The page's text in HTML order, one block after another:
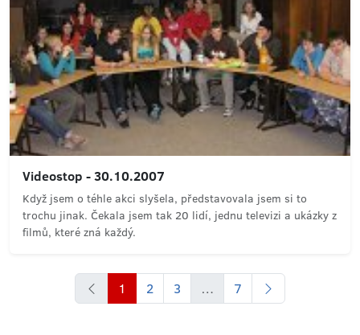
Videostop - 30.10.2007
Když jsem o téhle akci slyšela, představovala jsem si to
trochu jinak. Čekala jsem tak 20 lidí, jednu televizi a ukázky z
filmů, které zná každý.
1 2 3 … 7